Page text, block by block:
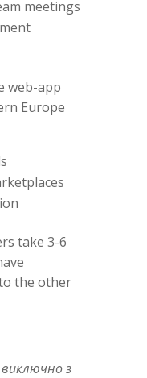
meetings
web-app
Europe
take 3-6
the other
з